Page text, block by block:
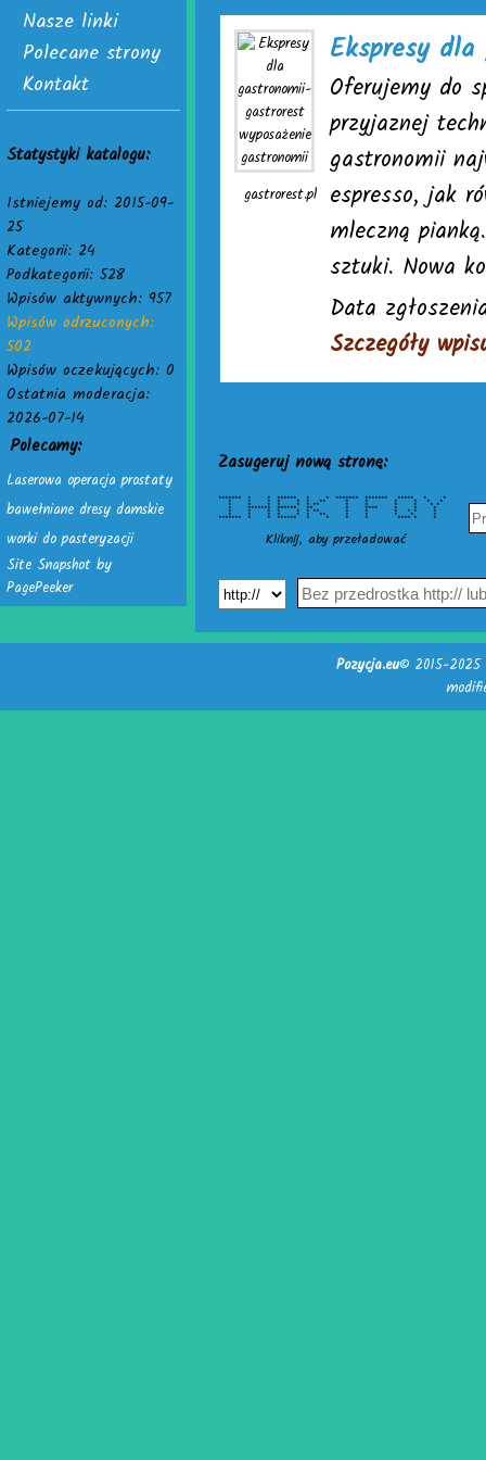
Nasze linki
Polecane strony
Kontakt
Statystyki katalogu:
Istniejemy od: 2015-09-
25
Kategorii: 24
Podkategorii: 528
Wpisów aktywnych: 957
Wpisów odrzuconych:
502
Wpisów oczekujących: 0
Ostatnia moderacja:
2026-07-14
Polecamy:
Laserowa operacja prostaty
bawełniane dresy damskie
worki do pasteryzacji
Site Snapshot by
PagePeeker
gastrorest.pl
Ekspresy dla
Oferujemy do
przyjaznej
gastronomii
espresso, jak
mleczną
sztuki. Nowa
Data
Szczegóły
Zasugeruj nową stronę:
******* * * ****** * * ******* ******* ***** * *
* * * * * * ** * * * * * *
* * * * * * ** * * * * * *
* ******* ****** ** * **** * * *
* * * * * * ** * * * * * *
* * * * * * ** * * * * *
******* * * ****** * * * * **** * *
Kliknij, aby przeładować
Pozycja.eu© 2015-